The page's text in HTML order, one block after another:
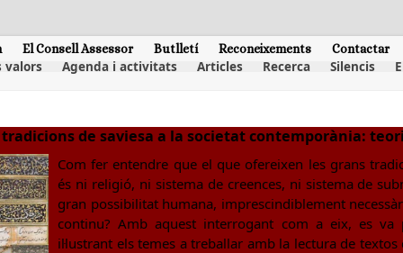
El Consell Assessor Butlletí Reconeixements Contactar
valors Agenda i activitats Articles Recerca Silencis
tradicions de saviesa a la societat contemporània:
Com fer entendre que el que ofereixen les grans
és ni religió, ni sistema de creences, ni sistema de
gran possibilitat humana, imprescindiblement
continu? Amb aquest interrogant com a eix, es va
il·lustrant els temes a treballar amb la lectura de